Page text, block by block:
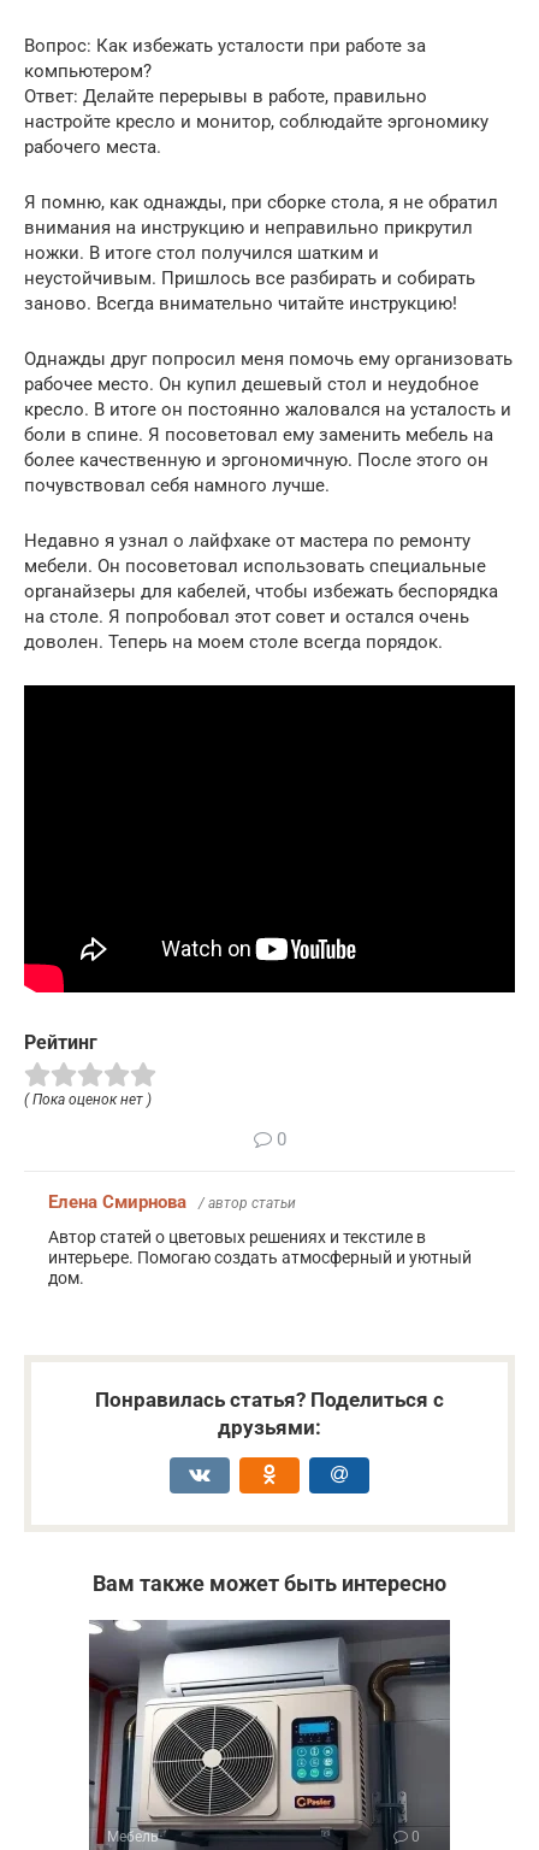
Вопрос: Как избежать усталости при работе за
компьютером?
Ответ: Делайте перерывы в работе, правильно
настройте кресло и монитор, соблюдайте эргономику
рабочего места.
Я помню, как однажды, при сборке стола, я не обратил
внимания на инструкцию и неправильно прикрутил
ножки. В итоге стол получился шатким и
неустойчивым. Пришлось все разбирать и собирать
заново. Всегда внимательно читайте инструкцию!
Однажды друг попросил меня помочь ему организовать
рабочее место. Он купил дешевый стол и неудобное
кресло. В итоге он постоянно жаловался на усталость и
боли в спине. Я посоветовал ему заменить мебель на
более качественную и эргономичную. После этого он
почувствовал себя намного лучше.
Недавно я узнал о лайфхаке от мастера по ремонту
мебели. Он посоветовал использовать специальные
органайзеры для кабелей, чтобы избежать беспорядка
на столе. Я попробовал этот совет и остался очень
доволен. Теперь на моем столе всегда порядок.
Рейтинг
( Пока оценок нет )
0
Елена Смирнова / автор статьи
Автор статей о цветовых решениях и текстиле в
интерьере. Помогаю создать атмосферный и уютный
дом.
Понравилась статья? Поделиться с
друзьями:
Вам также может быть интересно
Мебель 0